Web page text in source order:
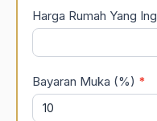
Harga Rumah Yang
Bayaran Muka (%) *